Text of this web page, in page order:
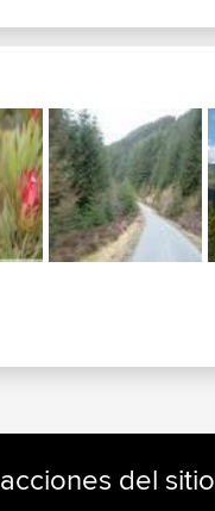
del sitio